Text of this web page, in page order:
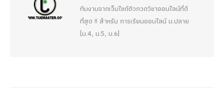
ทีมงานจากเว็บไซต์ติวกวดวิชาออนไลน์ที่ดี
ที่สุด !! สำหรับ การเรียนออนไลน์ ม.ปลาย
(ม.4, ม.5, ม.6)